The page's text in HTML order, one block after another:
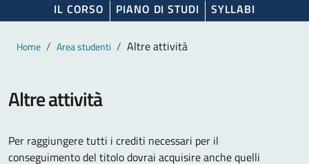
IL CORSO PIANO DI STUDI SYLLABI
Contenuto principale
Breadcrumb
Home Area studenti Altre attività
Altre attività
Per raggiungere tutti i crediti necessari per il
conseguimento del titolo dovrai acquisire anche quelli